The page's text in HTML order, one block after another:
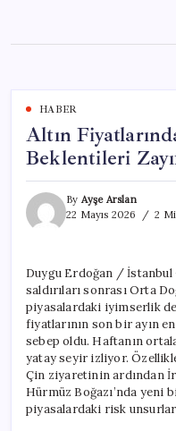
content
HABER
Altın
Beklentileri
By Ayşe Arslan
22 Mayıs 2026
2
Duygu Erdoğan / İstanbul
saldırıları sonrası Orta
piyasalardaki iyimserlik de
fiyatlarının son bir ayın
sebep oldu. Haftanın
yatay seyir izliyor.
Çin ziyaretinin ardından
Hürmüz Boğazı’nda yeni
piyasalardaki risk